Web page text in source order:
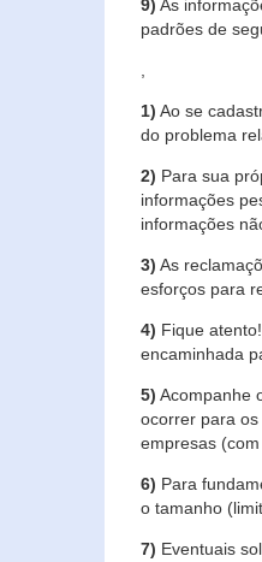
9) As
padrões de
1) Ao se
do problema
2) Para sua
informações
informações
3) As
esforços para
4) Fique
encaminhada
5) Acompanhe
ocorrer para
empresas
6) Para
o tamanho
7) Eventuais